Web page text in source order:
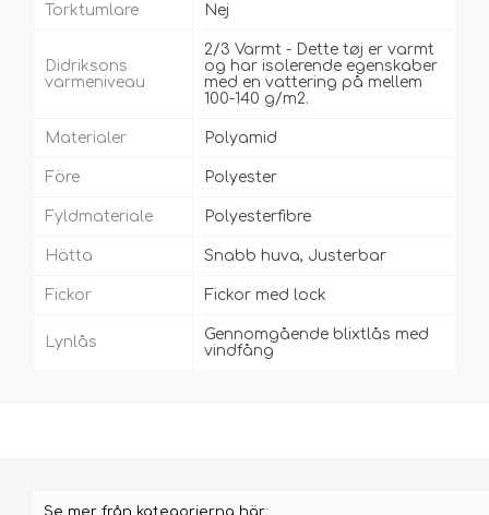
Torktumlare Nej
Didriksons
varmeniveau
2/3 Varmt - Dette tøj er varmt
og har isolerende egenskaber
med en vattering på mellem
100-140 g/m2.
Materialer Polyamid
Före Polyester
Fyldmateriale Polyesterfibre
Hätta Snabb huva, Justerbar
Fickor Fickor med lock
Lynlås
Gennomgående blixtlås med
vindfång
Se mer från kategorierna här: